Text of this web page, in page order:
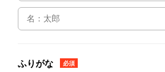
ふりがな 必須